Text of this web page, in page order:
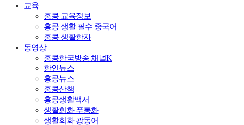
교육
홍콩 교육정보
홍콩 생활 필수 중국어
홍콩 생활한자
동영상
홍콩한국방송 채널K
한인뉴스
홍콩뉴스
홍콩산책
홍콩생활백서
생활회화 푸통화
생활회화 광동어